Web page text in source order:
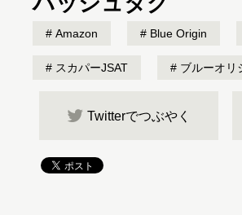
Amazon Blue Origin
スカパーJSAT ブルーオリ
Twitterでつぶやく